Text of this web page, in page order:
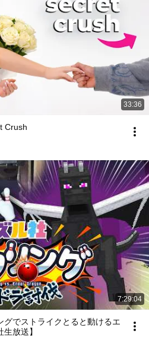
33:36
Crush
7:29:04
グでストライクとると動けるエ
放送】